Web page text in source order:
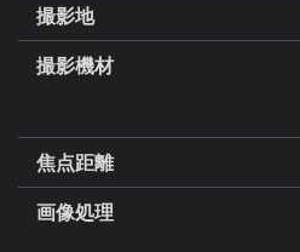
撮影地
撮影機材
焦点距離
画像処理